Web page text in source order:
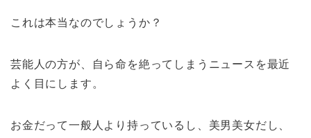
これは本当なのでしょうか？
芸能人の方が、自ら命を絶ってしまうニュースを最近
よく目にします。
お金だって一般人より持っているし、美男美女だし、